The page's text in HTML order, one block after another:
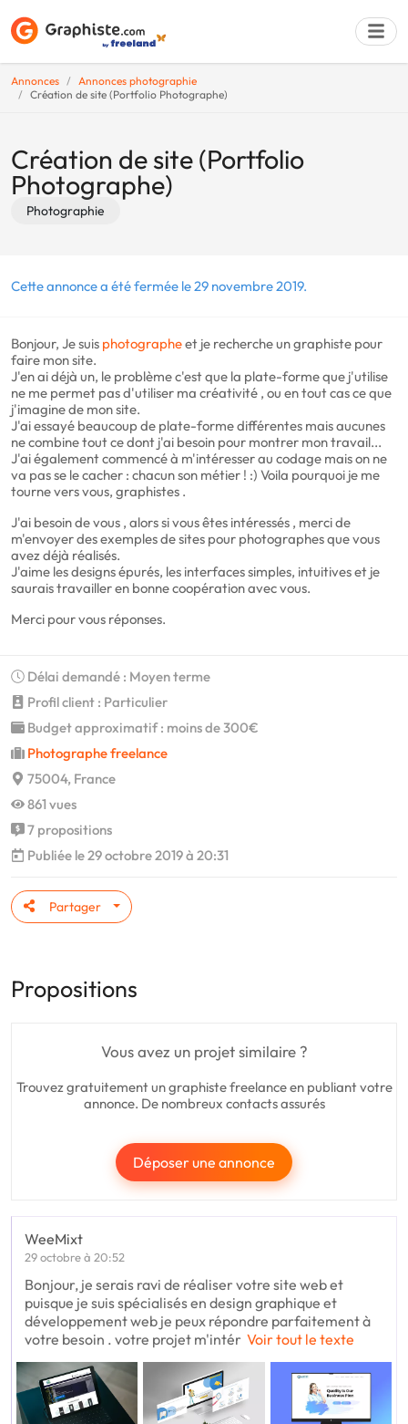
Annonces
Annonces photographie
Création de site (Portfolio Photographe)
Création de site (Portfolio
Photographe)
Photographie
Cette annonce a été fermée le 29 novembre 2019.
Bonjour, Je suis photographeet je recherche un graphiste pour
faire mon site.
J'en ai déjà un, le problème c'est que la plate-forme que j'utilise
ne me permet pas d'utiliser ma créativité , ou en tout cas ce que
j'imagine de mon site.
J'ai essayé beaucoup de plate-forme différentes mais aucunes
ne combine tout ce dont j'ai besoin pour montrer mon travail...
J'ai également commencé à m'intéresser au codage mais on ne
va pas se le cacher : chacun son métier ! :) Voila pourquoi je me
tourne vers vous, graphistes .
J'ai besoin de vous , alors si vous êtes intéressés , merci de
m'envoyer des exemples de sites pour photographes que vous
avez déjà réalisés.
J'aime les designs épurés, les interfaces simples, intuitives et je
saurais travailler en bonne coopération avec vous.
Merci pour vous réponses.
Délai demandé : Moyen terme
Profil client : Particulier
Budget approximatif : moins de 300€
Photographe freelance
75004, France
861 vues
7 propositions
Publiée le 29 octobre 2019 à 20:31
Partager
Propositions
Vous avez un projet similaire ?
Trouvez gratuitement un graphiste freelance en publiant votre
annonce. De nombreux contacts assurés
Déposer une annonce
WeeMixt
29 octobre à 20:52
Bonjour, je serais ravi de réaliser votre site web et
puisque je suis spécialisés en design graphique et
développement web je peux répondre parfaitement à
votre besoin . votre projet m'intér Voir tout le texte